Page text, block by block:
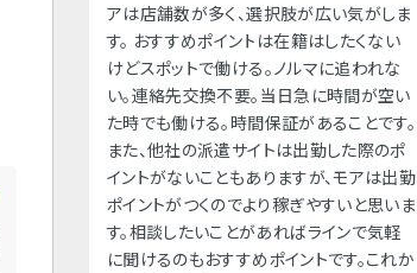
アは店舗数が多く、選択肢が広い気がしま
す。 おすすめポイントは在籍はしたくない
けどスポットで働ける。ノルマに追われな
い。連絡先交換不要。当日急に時間が空い
た時でも働ける。時間保証があることです。
また、他社の派遣サイトは出勤した際のポ
イントがないこともありますが、モアは出勤
ポイントがつくのでより稼ぎやすいと思いま
す。相談したいことがあればラインで気軽
に聞けるのもおすすめポイントです。これか